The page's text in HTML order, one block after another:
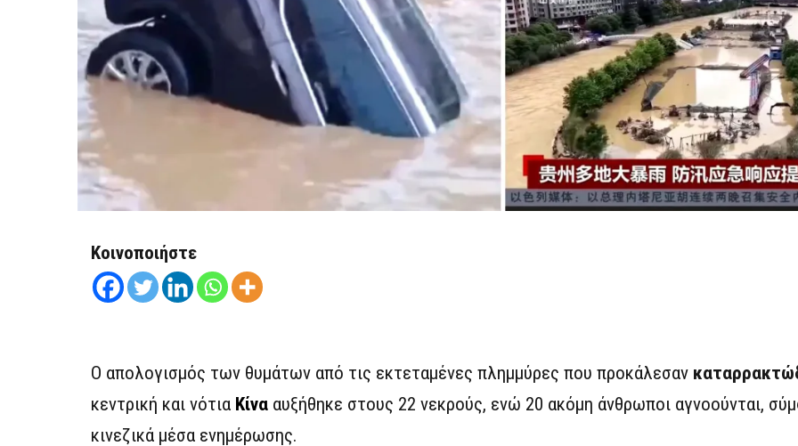
Κοινοποιήστε
Ο απολογισμός των θυμάτων από τις εκτεταμένες πλημμύρες που προκάλεσαν
κεντρική και νότια Κίνα αυξήθηκε στους 22 νεκρούς, ενώ 20 ακόμη άνθρωποι αγνοούνται,
κινεζικά μέσα ενημέρωσης.